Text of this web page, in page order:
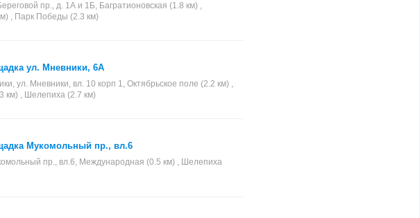
пр., д. 1А и 1Б, Багратионовская (1.8 км) ,
, Парк Победы (2.3 км)
ул. Мневники, 6А
ул. Мневники, вл. 10 корп 1, Октябрьское поле (2.2 км) ,
км) , Шелепиха (2.7 км)
Мукомольный пр., вл.6
пр., вл.6, Международная (0.5 км) , Шелепиха